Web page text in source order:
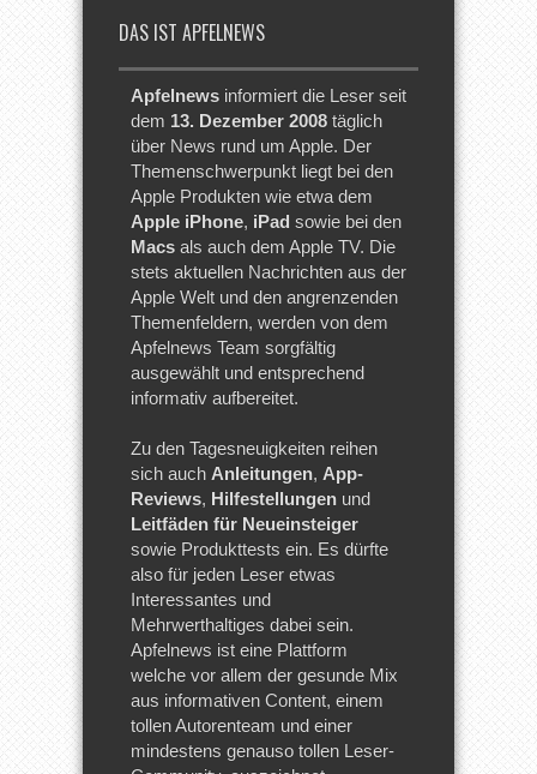
DAS IST APFELNEWS
Apfelnews informiert die Leser seit
dem 13. Dezember 2008 täglich
über News rund um Apple. Der
Themenschwerpunkt liegt bei den
Apple Produkten wie etwa dem
Apple iPhone, iPad sowie bei den
Macs als auch dem Apple TV. Die
stets aktuellen Nachrichten aus der
Apple Welt und den angrenzenden
Themenfeldern, werden von dem
Apfelnews Team sorgfältig
ausgewählt und entsprechend
informativ aufbereitet.
Zu den Tagesneuigkeiten reihen
sich auch Anleitungen, App-
Reviews, Hilfestellungen und
Leitfäden für Neueinsteiger
sowie Produkttests ein. Es dürfte
also für jeden Leser etwas
Interessantes und
Mehrwerthaltiges dabei sein.
Apfelnews ist eine Plattform
welche vor allem der gesunde Mix
aus informativen Content, einem
tollen Autorenteam und einer
mindestens genauso tollen Leser-